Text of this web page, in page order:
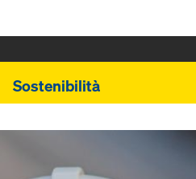
Sostenibilità